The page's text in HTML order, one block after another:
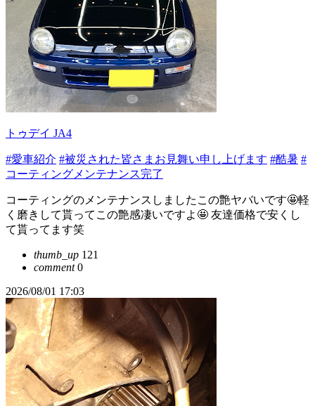
トゥデイ JA4
#愛車紹介 #被災された皆さまお見舞い申し上げます #酷暑 #
コーティングメンテナンス完了
コーティングのメンテナンスしましたこの艶ヤバいです🤩軽
く磨きして貰ってこの艶感凄いですよ🤩 友達価格で安くし
て貰ってます笑
thumb_up 121
comment0
2026/08/01 17:03